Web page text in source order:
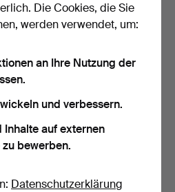
FOG & MØRUP:
Kronleu…
5 Tage
2 Gebote
Die Cookies, die Sie
werden verwendet, um:
an Ihre Nutzung der
und verbessern.
Inhalte auf externen
bewerben.
Datenschutzerklärung